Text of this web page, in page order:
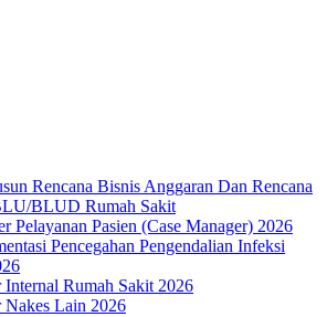
Rencana Bisnis Anggaran Dan Rencana
BLUD Rumah Sakit
Pelayanan Pasien (Case Manager) 2026
Pencegahan Pengendalian Infeksi
Internal Rumah Sakit 2026
Nakes Lain 2026